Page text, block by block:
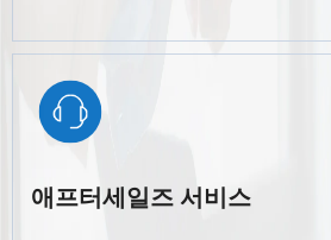
애프터세일즈 서비스